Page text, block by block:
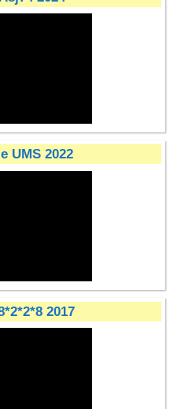
UMS 2022
2017